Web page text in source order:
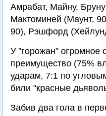
Амрабат, Майну,
Мактоминей (Маунт,
90), Рэшфорд
У "горожан" огромное
преимущество (75%
ударам, 7:1 по
били "красные
Забив два гола в